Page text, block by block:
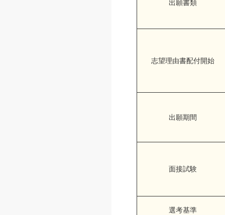
出願書類
志望理由書配付開始
出願期間
面接試験
選考基準